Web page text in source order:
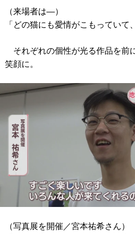
（来場者は―）
「どの猫にも愛情がこもっていて
それぞれの個性が光る作品を前
笑顔に。
（写真展を開催／宮本祐希さん）